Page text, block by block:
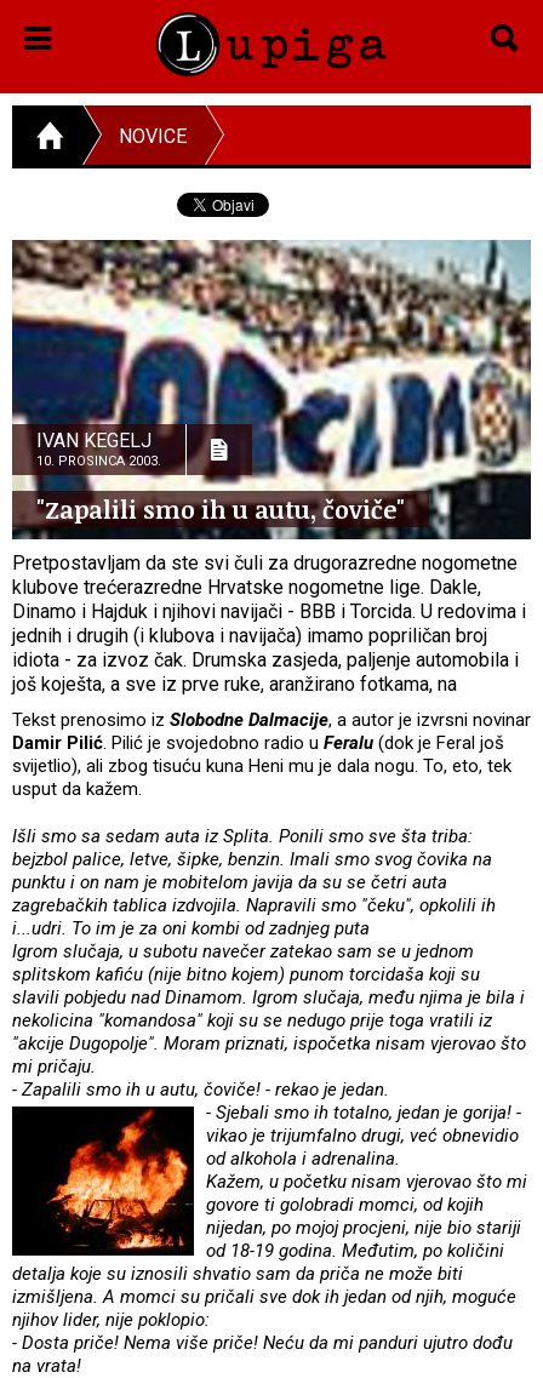
NOVICE
IVAN KEGELJ
10. PROSINCA 2003.
"Zapalili smo ih u autu, čoviče"
Pretpostavljam da ste svi čuli za drugorazredne nogometne
klubove trećerazredne Hrvatske nogometne lige. Dakle,
Dinamo i Hajduk i njihovi navijači - BBB i Torcida. U redovima i
jednih i drugih (i klubova i navijača) imamo popriličan broj
idiota - za izvoz čak. Drumska zasjeda, paljenje automobila i
još koješta, a sve iz prve ruke, aranžirano fotkama, na
Tekst prenosimo iz Slobodne Dalmacije, a autor je izvrsni novinar
Damir Pilić. Pilić je svojedobno radio u Feralu (dok je Feral još
svijetlio), ali zbog tisuću kuna Heni mu je dala nogu. To, eto, tek
usput da kažem.
Išli smo sa sedam auta iz Splita. Ponili smo sve šta triba:
bejzbol palice, letve, šipke, benzin. Imali smo svog čovika na
punktu i on nam je mobitelom javija da su se četri auta
zagrebačkih tablica izdvojila. Napravili smo "čeku", opkolili ih
i...udri. To im je za oni kombi od zadnjeg puta
Igrom slučaja, u subotu navečer zatekao sam se u jednom
splitskom kafiću (nije bitno kojem) punom torcidaša koji su
slavili pobjedu nad Dinamom. Igrom slučaja, među njima je bila i
nekolicina "komandosa" koji su se nedugo prije toga vratili iz
"akcije Dugopolje". Moram priznati, ispočetka nisam vjerovao što
mi pričaju.
- Zapalili smo ih u autu, čoviče! - rekao je jedan.
- Sjebali smo ih totalno, jedan je gorija! -
vikao je trijumfalno drugi, već obnevidio
od alkohola i adrenalina.
Kažem, u početku nisam vjerovao što mi
govore ti golobradi momci, od kojih
nijedan, po mojoj procjeni, nije bio stariji
od 18-19 godina. Međutim, po količini
detalja koje su iznosili shvatio sam da priča ne može biti
izmišljena. A momci su pričali sve dok ih jedan od njih, moguće
njihov lider, nije poklopio:
- Dosta priče! Nema više priče! Neću da mi panduri ujutro dođu
na vrata!